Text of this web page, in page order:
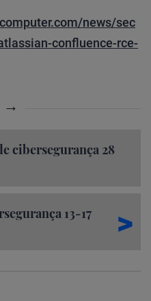
news/sec
confluence-rce-
cibersegurança 28
13-17